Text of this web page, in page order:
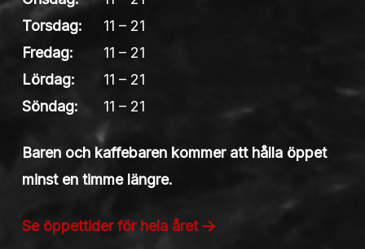
Torsdag:
11 – 21
Fredag:
11 – 21
Lördag:
11 – 21
Söndag:
11 – 21
Baren och kaffebaren kommer att hålla öppet
minst en timme längre.
Se öppettider för hela året